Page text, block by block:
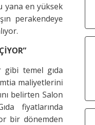
yana en yüksek
perakendeye
temel gıda
maliyetlerini
belirten Salon
fiyatlarında
bir dönemden